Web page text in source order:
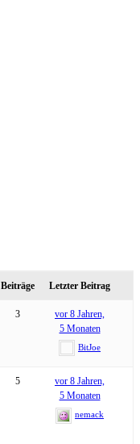
Beiträge Letzter Beitrag
3
vor 8 Jahren,
5 Monaten
BitJoe
5
vor 8 Jahren,
5 Monaten
nemack